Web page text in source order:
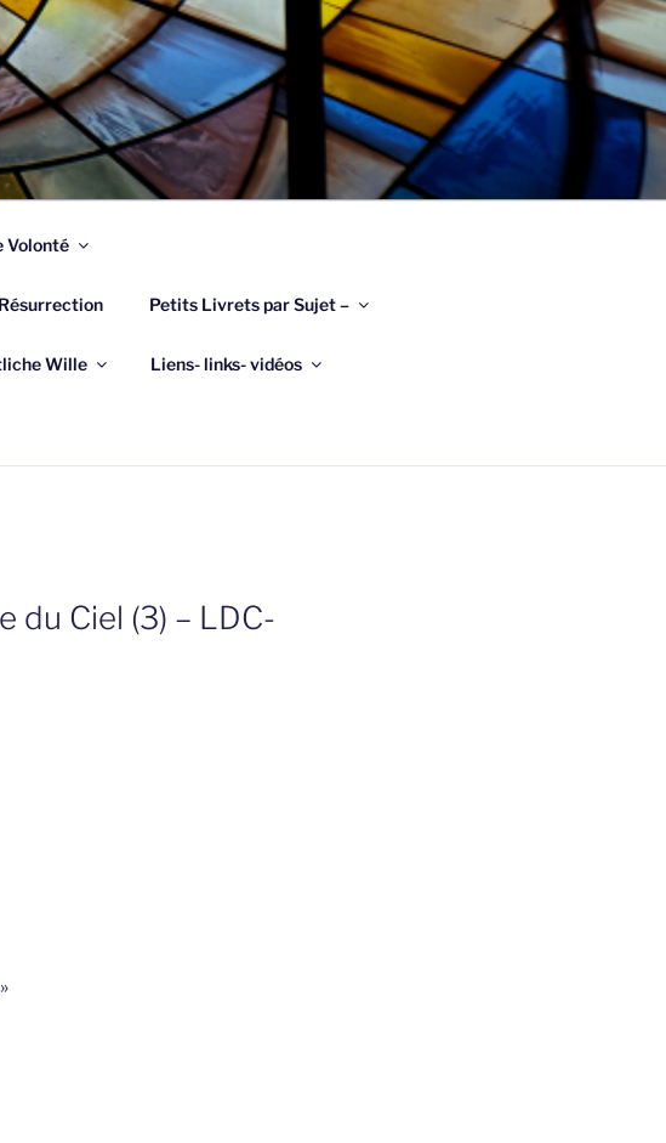
Volonté
Petits Livrets par Sujet –
Wille Liens- links- vidéos
du Ciel (3) – LDC-